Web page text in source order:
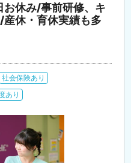
休み/事前研修、キ
休・育休実績も多
社会保険あり
あり